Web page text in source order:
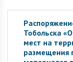
Тобольска
мест на
размещения